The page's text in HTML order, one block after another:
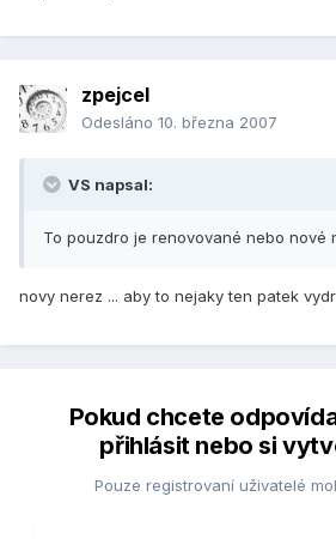
zpejcel
Odesláno 10. března 2007
VS napsal:
To pouzdro je renovované nebo nové
novy nerez ... aby to nejaky ten patek
Pokud chcete
přihlásit nebo si
Pouze registrovaní uživatelé